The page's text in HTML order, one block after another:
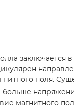
поля.
больше
магнитного